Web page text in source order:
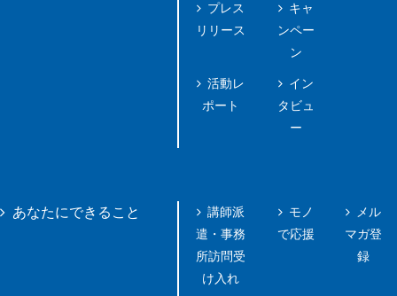
プレス
リリース
活動レ
ポート
キャ
ンペー
ン
イン
タビュ
ー
あなたにできること
講師派
遣・事務
所訪問受
け入れ
モノ
で応援
メル
マガ登
録